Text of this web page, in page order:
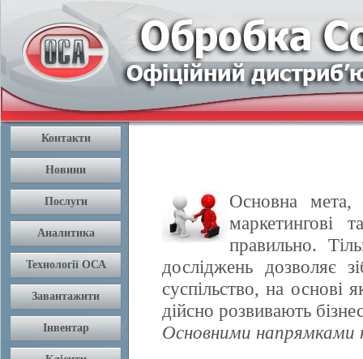
Основна мета,
маркетингові
правильно.
досліджень дозволяє
суспільство, на основі
дійсно розвивають
Основними напрямками